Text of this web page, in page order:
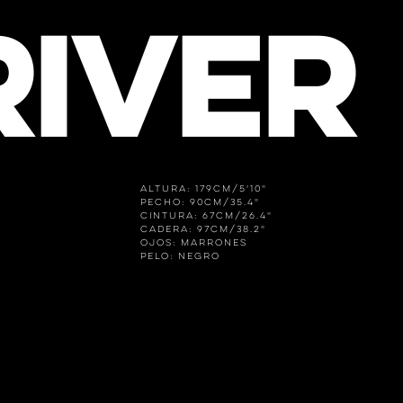
Altura: 179cm/5'10"
Pecho: 90cm/35.4"
Cintura: 67cm/26.4"
Cadera: 97cm/38.2"
Ojos: Marrones
Pelo: Negro